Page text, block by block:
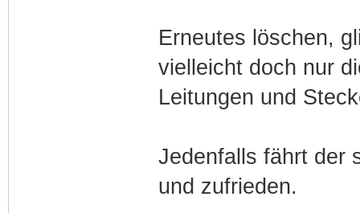
Erneutes löschen,
vielleicht doch nur
Leitungen und
Jedenfalls fährt der
und zufrieden.